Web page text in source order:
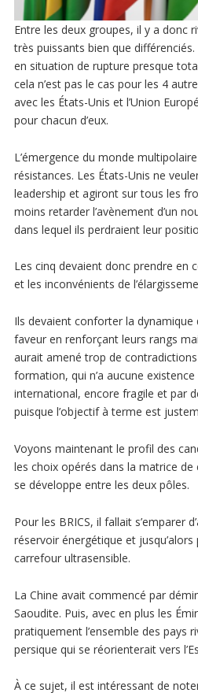
Entre les deux groupes, il y a donc
très puissants bien que différenciés.
en situation de rupture presque
cela n’est pas le cas pour les 4
avec les États-Unis et l’Union
pour chacun d’eux.
L’émergence du monde
résistances. Les États-Unis ne
leadership et agiront sur tous les
moins retarder l’avènement d’un
dans lequel ils perdraient leur
Les cinq devaient donc prendre en
et les inconvénients de
Ils devaient conforter la dynamique
faveur en renforçant leurs rangs
aurait amené trop de
formation, qui n’a aucune
international, encore fragile et par
puisque l’objectif à terme est
Voyons maintenant le profil des
les choix opérés dans la matrice
se développe entre les deux pôles.
Pour les BRICS, il fallait s’emparer
réservoir énergétique et
carrefour ultrasensible.
La Chine avait commencé par
Saoudite. Puis, avec en plus les
pratiquement l’ensemble des pays
persique qui se réorienterait vers
À ce sujet, il est intéressant de